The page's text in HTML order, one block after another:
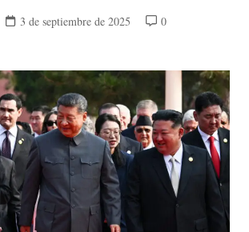
3 de septiembre de 2025
0